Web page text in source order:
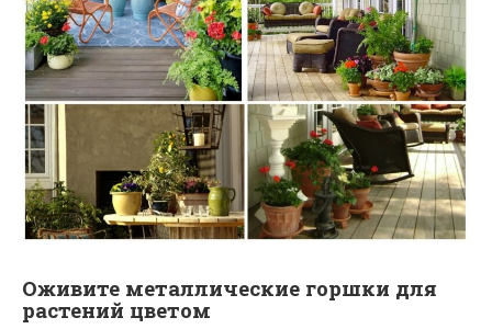
Оживите металлические горшки для
растений цветом